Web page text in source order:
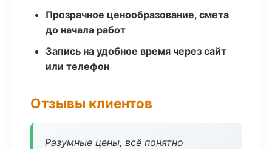
Прозрачное ценообразование, смета
до начала работ
Запись на удобное время через сайт
или телефон
Отзывы клиентов
Разумные цены, всё понятно